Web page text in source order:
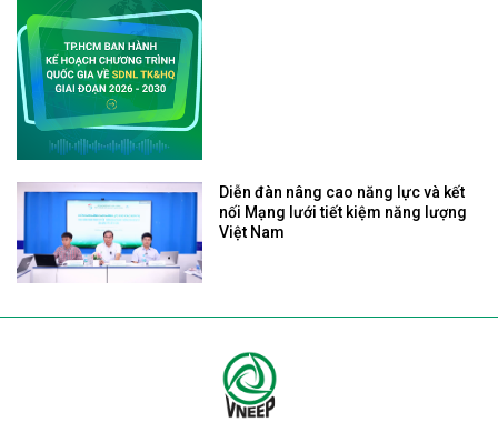
Diễn đàn nâng cao năng lực và kết
nối Mạng lưới tiết kiệm năng lượng
Việt Nam